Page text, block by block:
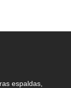
espaldas,